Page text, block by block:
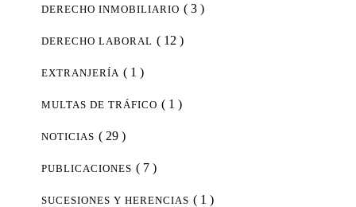
DERECHO INMOBILIARIO ( 3 )
DERECHO LABORAL ( 12 )
EXTRANJERÍA ( 1 )
MULTAS DE TRÁFICO ( 1 )
NOTICIAS ( 29 )
PUBLICACIONES ( 7 )
SUCESIONES Y HERENCIAS ( 1 )